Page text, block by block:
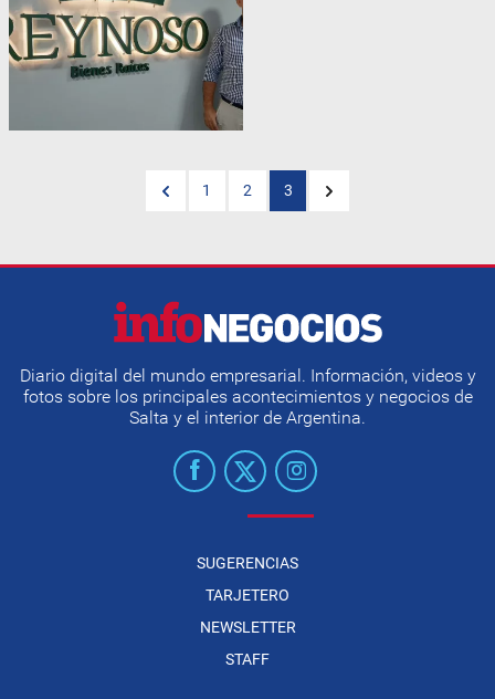
1 2 3
Diario digital del mundo empresarial. Información, videos y
fotos sobre los principales acontecimientos y negocios de
Salta y el interior de Argentina.
SUGERENCIAS
TARJETERO
NEWSLETTER
STAFF